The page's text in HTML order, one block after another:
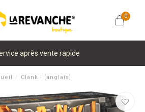
0
après vente rapide
/ Clank ! [anglais]